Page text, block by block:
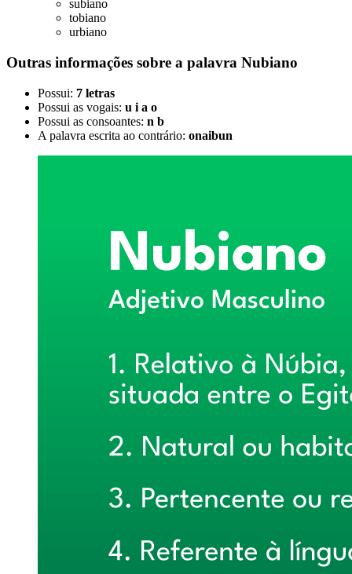
subiano
tobiano
urbiano
Outras informações sobre a palavra Nubiano
Possui: 7 letras
Possui as vogais: u i a o
Possui as consoantes: n b
A palavra escrita ao contrário: onaibun